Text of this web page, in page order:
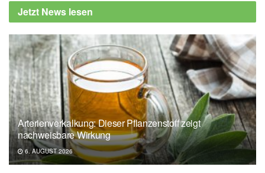
Kamangar et al.: Effectiveness of polypill for
cardiovascular diseases (PolyIran): a
pragmatic, cluster-randomised trial, in The
Lancet (Abfrage: 23.08.2019),The Lancet
Jetzt News lesen
Arterienverkalkung: Dieser Pflanzenstoff zeigt
nachweisbare Wirkung
6. AUGUST 2026